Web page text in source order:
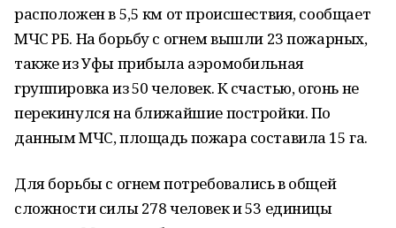
расположен в 5,5 км от происшествия, сообщает
МЧС РБ. На борьбу с огнем вышли 23 пожарных,
также из Уфы прибыла аэромобильная
группировка из 50 человек. К счастью, огонь не
перекинулся на ближайшие постройки. По
данным МЧС, площадь пожара составила 15 га.
Для борьбы с огнем потребовались в общей
сложности силы 278 человек и 53 единицы